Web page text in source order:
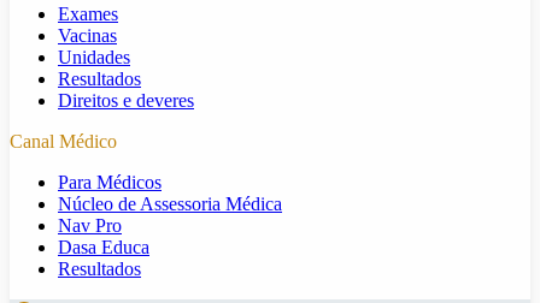
Exames
Vacinas
Unidades
Resultados
Direitos e deveres
Canal Médico
Para Médicos
Núcleo de Assessoria Médica
Nav Pro
Dasa Educa
Resultados